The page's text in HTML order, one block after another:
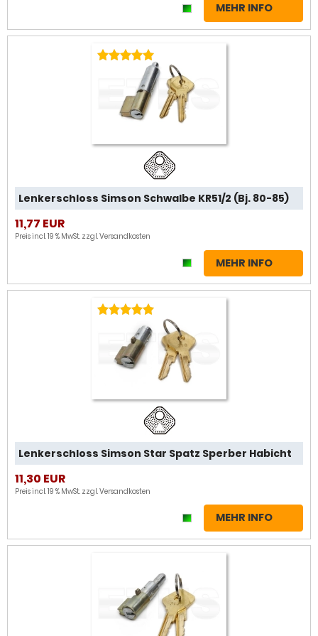
MEHR INFO
Lenkerschloss Simson Schwalbe KR51/2 (Bj. 80-85)
11,77 EUR
Preis incl. 19 % MwSt. zzgl.Versandkosten
MEHR INFO
Lenkerschloss Simson Star Spatz Sperber Habicht
11,30 EUR
Preis incl. 19 % MwSt. zzgl.Versandkosten
MEHR INFO